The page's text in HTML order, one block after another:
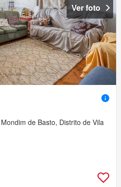
Ver foto
de Basto, Distrito de Vila